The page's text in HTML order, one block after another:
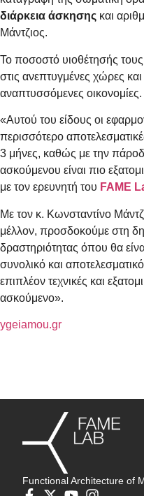
διάρκεια άσκησης και
Μάντζιος.
Το ποσοστό υιοθέτησής τους
στις ανεπτυγμένες χώρες
αναπτυσσόμενες οικονομίες.
«Αυτού του είδους οι
περισσότερο
3 μήνες, καθώς με την
ασκούμενου είναι πιο
με τον ερευνητή του FAME
Με τον κ. Κωνσταντίνο
μέλλον, προσδοκούμε στη
δραστηριότητας όπου θα
συνολικό και
επιπλέον τεχνικές και
ασκούμενο».
ygeiamou.gr
Functional Architecture of